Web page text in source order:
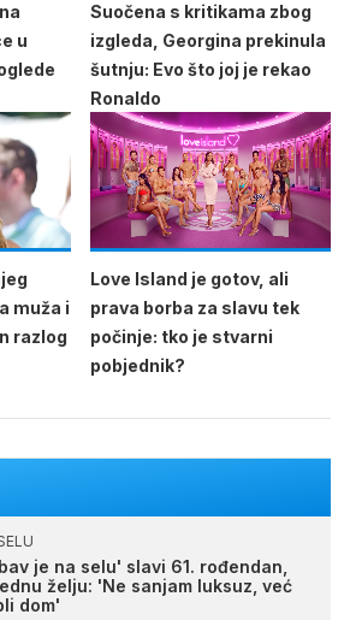
u
Suočena s kritikama zbog
izgleda, Georgina prekinula
šutnju: Evo što joj je rekao
Ronaldo
muža i
razlog
Love Island je gotov, ali
prava borba za slavu tek
počinje: tko je stvarni
pobjednik?
je na selu' slavi 61. rođendan,
želju: 'Ne sanjam luksuz, već
dom'